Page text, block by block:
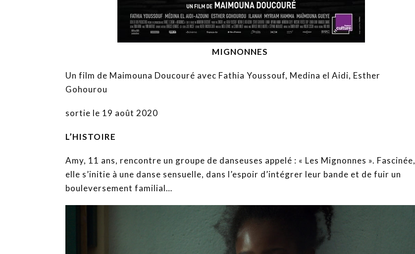
MIGNONNES
Un film de Maimouna Doucouré avec Fathia Youssouf, Medina el Aidi, Esther
Gohourou
sortie le 19 août 2020
L’HISTOIRE
Amy, 11 ans, rencontre un groupe de danseuses appelé : « Les Mignonnes ». Fascinée,
elle s’initie à une danse sensuelle, dans l’espoir d’intégrer leur bande et de fuir un
bouleversement familial…